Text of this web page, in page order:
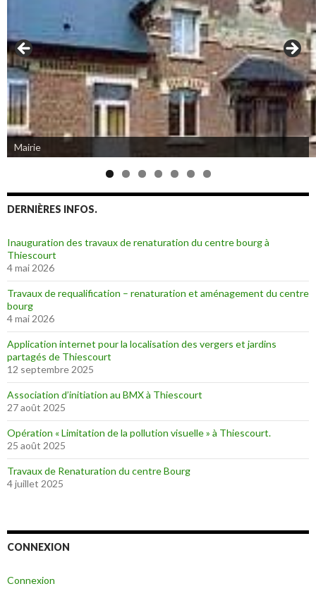
Mairie
DERNIÈRES INFOS.
Inauguration des travaux de renaturation du centre bourg à
Thiescourt
4 mai 2026
Travaux de requalification – renaturation et aménagement du centre
bourg
4 mai 2026
Application internet pour la localisation des vergers et jardins
partagés de Thiescourt
12 septembre 2025
Association d’initiation au BMX à Thiescourt
27 août 2025
Opération « Limitation de la pollution visuelle » à Thiescourt.
25 août 2025
Travaux de Renaturation du centre Bourg
4 juillet 2025
CONNEXION
Connexion